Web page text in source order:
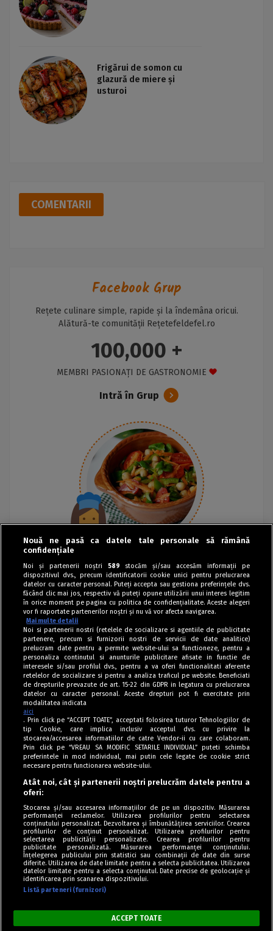
Frigărui de somon cu
glazură de miere și
usturoi
COMENTARII
Facebook Grup
Rețete culinare simple, rapide și la îndemâna oricui.
Alătură-te comunității Rețetefeldefel.ro
100,000 +
MEMBRI PASIONAȚI DE GASTRONOMIE
Intră în Grup
Tag index
Program Antena 1
Politica de cookies
Politica de confidențialitate
Termeni și condiții
drepturile rezervate.
Copyright © Retete Fel de Fel 2020-2024.
Nouă ne pasă ca datele tale personale să rămână
confidențiale
Noi și partenerii noștri 589 stocăm și/sau accesăm informații pe
dispozitivul dvs., precum identificatorii cookie unici pentru prelucrarea
datelor cu caracter personal. Puteți accepta sau gestiona preferințele dvs.
făcând clic mai jos, respectiv vă puteți opune utilizării unui interes legitim
în orice moment pe pagina cu politica de confidențialitate. Aceste alegeri
vor fi raportate partenerilor noștri și nu vă vor afecta navigarea.
Mai multe detalii
Noi si partenerii nostri (retelele de socializare si agentiile de publicitate
partenere, precum si furnizorii nostri de servicii de date analitice)
prelucram date pentru a permite website-ului sa functioneze, pentru a
personaliza continutul si anunturile publicitare afisate in functie de
interesele si/sau profilul dvs., pentru a va oferi functionalitati aferente
retelelor de socializare si pentru a analiza traficul pe website. Beneficiati
de drepturile prevazute de art. 15-22 din GDPR in legatura cu prelucrarea
datelor cu caracter personal. Aceste drepturi pot fi exercitate prin
modalitatea indicata
aici
. Prin click pe “ACCEPT TOATE”, acceptati folosirea tuturor Tehnologiilor de
tip Cookie, care implica inclusiv acceptul dvs. cu privire la
stocarea/accesarea informatiilor de catre Vendor-ii cu care colaboram.
Prin click pe “VREAU SA MODIFIC SETARILE INDIVIDUAL” puteti schimba
preferintele in mod individual, mai putin cele legate de cookie strict
necesare pentru functionarea website-ului.
Atât noi, cât și partenerii noștri prelucrăm datele pentru a
oferi:
Stocarea și/sau accesarea informațiilor de pe un dispozitiv. Măsurarea
performanței reclamelor. Utilizarea profilurilor pentru selectarea
conținutului personalizat. Dezvoltarea și îmbunătățirea serviciilor. Crearea
profilurilor de conținut personalizat. Utilizarea profilurilor pentru
selectarea publicității personalizate. Crearea profilurilor pentru
publicitate personalizată. Măsurarea performanței conținutului.
Înțelegerea publicului prin statistici sau combinații de date din surse
diferite. Utilizarea de date limitate pentru a selecta publicitatea. Utilizarea
datelor limitate pentru a selecta conținutul. Date precise de geolocație și
identificarea prin scanarea dispozitivului.
Listă parteneri (furnizori)
ACCEPT TOATE